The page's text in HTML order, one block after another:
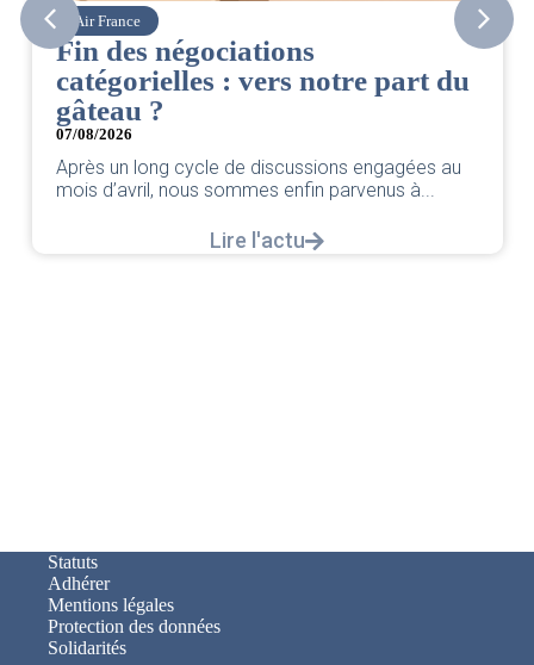
Air France
Fin des négociations
catégorielles : vers notre part du
gâteau ?
07/08/2026
Après un long cycle de discussions engagées au
mois d’avril, nous sommes enfin parvenus à...
Lire l'actu
Statuts
Adhérer
Mentions légales
Protection des données
Solidarités